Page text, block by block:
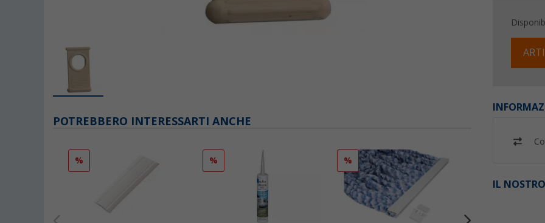
IL
POTREBBERO INTERESSARTI ANCHE
% % %